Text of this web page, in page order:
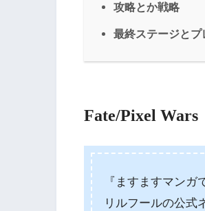
攻略とか戦略
最終ステージとプ
Fate/Pixel Wars
『ますますマンガ
リルフールの公式